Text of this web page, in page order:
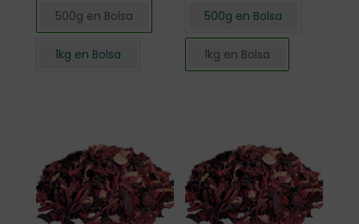
500g en Bolsa
1kg en Bolsa
500g en Bolsa
1kg en Bolsa